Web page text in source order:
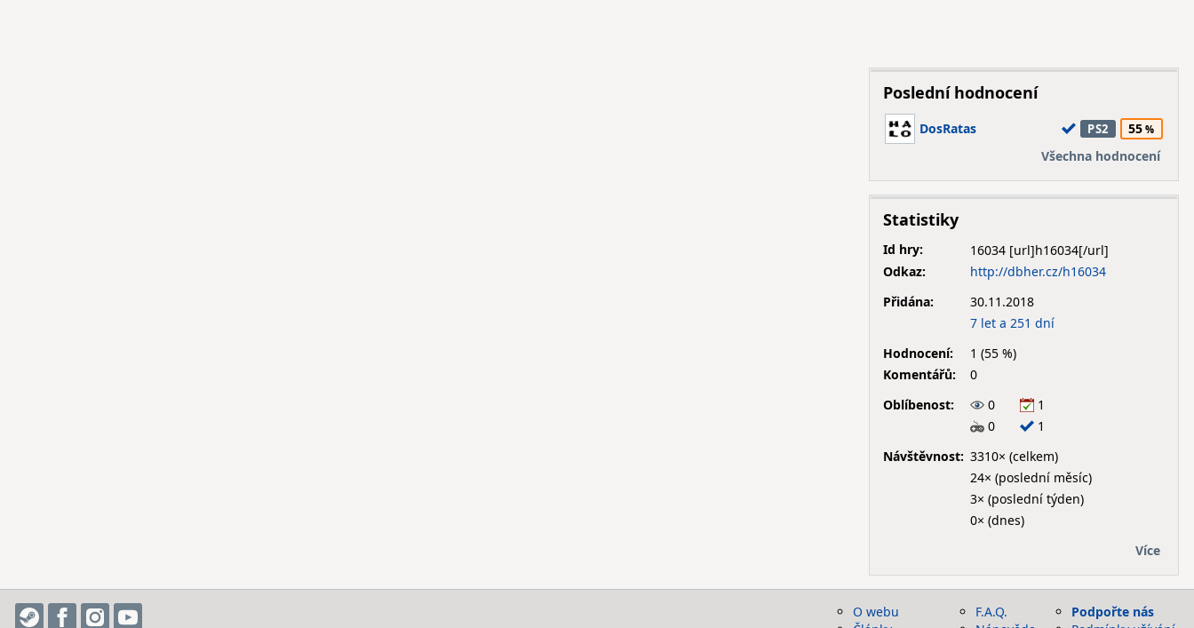
Poslední hodnocení
DosRatas PS2
55
Všechna hodnocení
Statistiky
Id hry:
16034
Odkaz:
http://dbher.cz/h16034
Přidána:
30.11.2018
7 let a 251 dní
Hodnocení:
1 (55 %)
Komentářů:
0
Oblíbenost:
0
1
0
1
Návštěvnost: 3310× (celkem)
24× (poslední měsíc)
3× (poslední týden)
0× (dnes)
Více
O webu
F.A.Q.
Podpořte nás